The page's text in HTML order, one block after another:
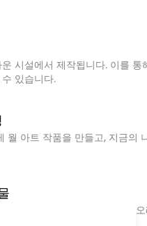
시설에서 제작됩니다. 이를
있습니다.
월 아트 작품을 만들고, 지금의
의 개인 맞춤형 지도 포스터는